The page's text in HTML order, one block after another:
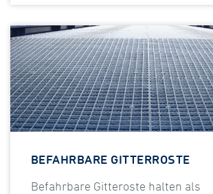
BEFAHRBARE GITTERROSTE
Befahrbare Gitteroste halten als